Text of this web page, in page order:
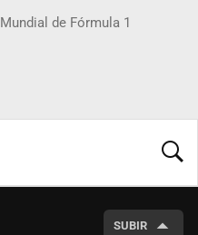
Mundial de Fórmula 1
SUBIR